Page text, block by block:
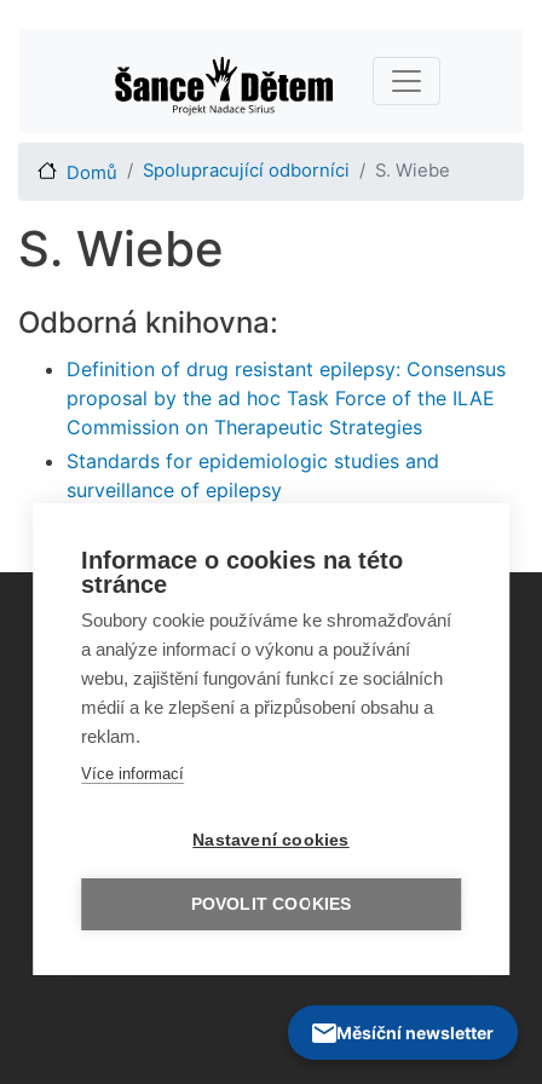
hlavnímu
obsahu
Main navigation
Domů Spolupracující odborníci S. Wiebe
S. Wiebe
Odborná knihovna:
Definition of drug resistant epilepsy: Consensus
proposal by the ad hoc Task Force of the ILAE
Commission on Therapeutic Strategies
Standards for epidemiologic studies and
surveillance of epilepsy
© Obecně prospěšná společnost Sirius, o.p.s.
2011–2026
Šance Dětem
nazory@sancedetem.cz
Odběr novinek e-mailem
Ochrana osobních údajů
Měsíční newsletter
Informace o cookies na této
stránce
Soubory cookie používáme ke shromažďování
a analýze informací o výkonu a používání
webu, zajištění fungování funkcí ze sociálních
médií a ke zlepšení a přizpůsobení obsahu a
reklam.
Více informací
Nastavení cookies
POVOLIT COOKIES